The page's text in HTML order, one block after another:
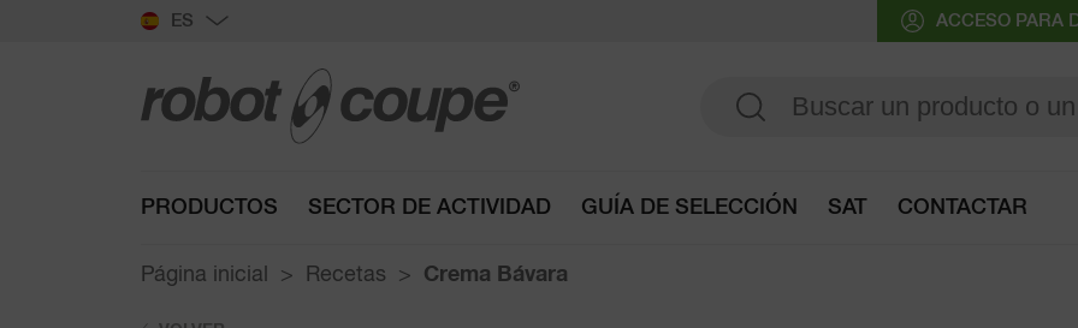
ES ACCESO PARA
PRODUCTOS SECTOR DE ACTIVIDAD GUÍA DE SELECCIÓN SAT CONTACTAR
Página inicial Recetas Crema Bávara
Acceder a la guía de selección